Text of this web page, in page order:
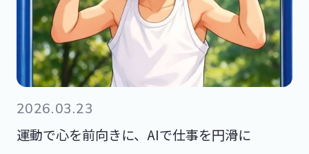
2026.03.23
運動で心を前向きに、AIで仕事を円滑に